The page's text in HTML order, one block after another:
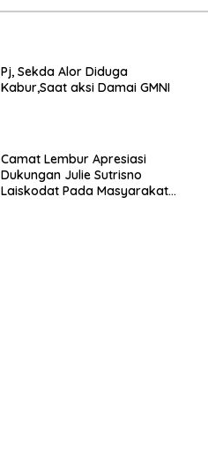
Pj, Sekda Alor Diduga
Kabur,Saat aksi Damai GMNI
Camat Lembur Apresiasi
Dukungan Julie Sutrisno
Laiskodat Pada Masyarakat